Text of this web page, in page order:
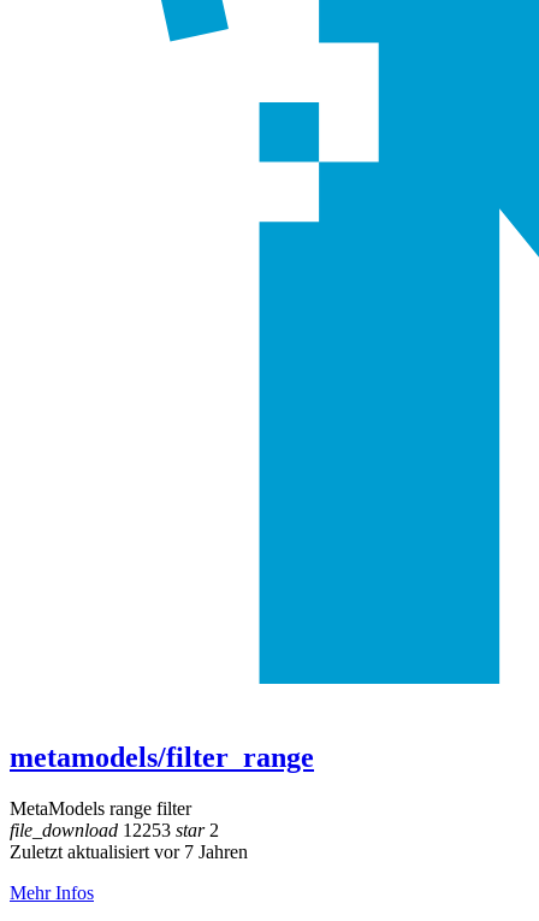
metamodels/filter_range
MetaModels range filter
file_download 12253 star2
Zuletzt aktualisiert vor 7 Jahren
Mehr Infos